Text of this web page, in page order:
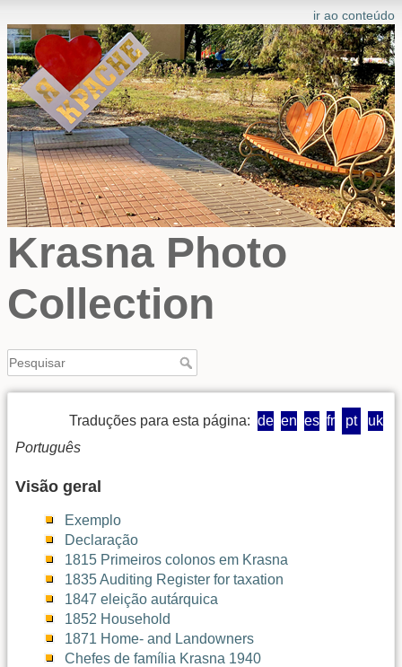
ir ao conteúdo
Krasna Photo
Collection
Traduções para esta página: de en es fr pt
uk
Português
Visão geral
Exemplo
Declaração
1815 Primeiros colonos em Krasna
1835 Auditing Register for taxation
1847 eleição autárquica
1852 Household
1871 Home- and Landowners
Chefes de família Krasna 1940